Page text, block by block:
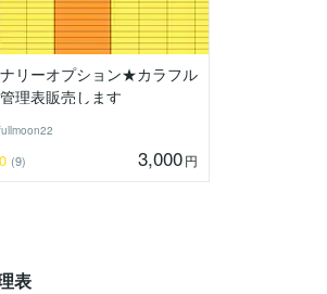
リーオプション★カラフル
理表販売します
(9) 3,000円
表